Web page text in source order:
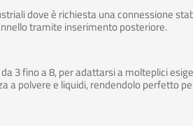
dove è richiesta una connessione
tramite inserimento posteriore.
3 fino a 8, per adattarsi a molteplici
a polvere e liquidi, rendendolo perfetto